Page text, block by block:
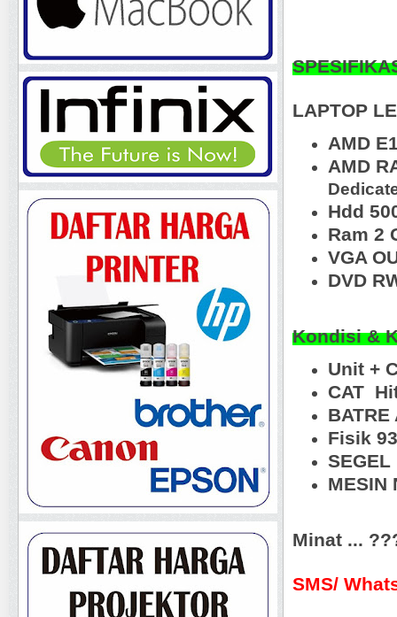
LAPTOP
AMD
AMD
Hdd
Ram 2
VGA
DVD
Kondisi &
Unit +
CAT
BATRE
Fisik
SEGEL
MESIN
Minat ...
SMS/